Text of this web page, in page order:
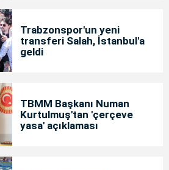
Trabzonspor'un yeni
transferi Salah, İstanbul'a
geldi
TBMM Başkanı Numan
Kurtulmuş'tan 'çerçeve
yasa' açıklaması